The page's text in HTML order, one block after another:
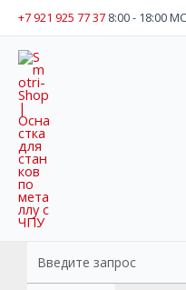
Перейти
содержимому
+7 921 925 77 37 8:00 - 18:00
товаров